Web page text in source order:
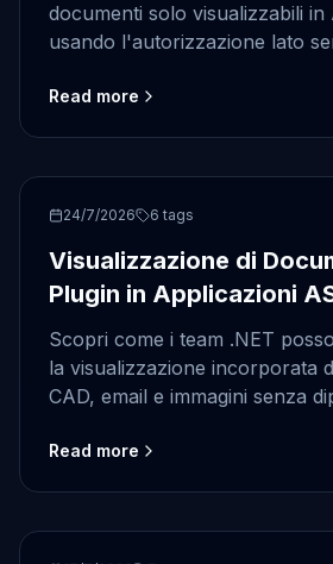
documenti solo visualizzabili in
usando l'autorizzazione lato
impostazioni documentate del
Read more
ASP.NET
24/7/2026 6 tags
Visualizzazione di
Plugin in Applicazioni
Scopri come i team .NET
la visualizzazione incorporata
CAD, email e immagini senza
Read more